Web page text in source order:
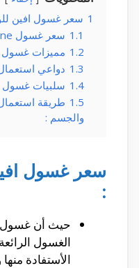
1 سعر غسول افين
1.1 سعر غسول Avene في الأردن :
1.2 مميزات غسول
1.3 دواعي
1.4 سلبيات غسول
1.5 طريقة
والجسم :
سعر غسول
:
حيث أن غسول
الغسول
الأستفادة